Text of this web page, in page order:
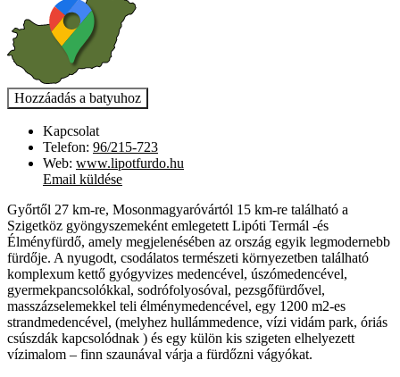
Kapcsolat
Telefon: 96/215-723
Web: www.lipotfurdo.hu
Email küldése
Győrtől 27 km-re, Mosonmagyaróvártól 15 km-re található a
Szigetköz gyöngyszemeként emlegetett Lipóti Termál -és
Élményfürdő, amely megjelenésében az ország egyik legmodernebb
fürdője. A nyugodt, csodálatos természeti környezetben található
komplexum kettő gyógyvizes medencével, úszómedencével,
gyermekpancsolókkal, sodrófolyosóval, pezsgőfürdővel,
masszázselemekkel teli élménymedencével, egy 1200 m2-es
strandmedencével, (melyhez hullámmedence, vízi vidám park, óriás
csúszdák kapcsolódnak ) és egy külön kis szigeten elhelyezett
vízimalom – finn szaunával várja a fürdőzni vágyókat.